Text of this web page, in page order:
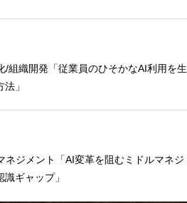
/組織開発「従業員のひそかなAI利用を生
」
ネジメント「AI変革を阻むミドルマネジ
ギャップ」